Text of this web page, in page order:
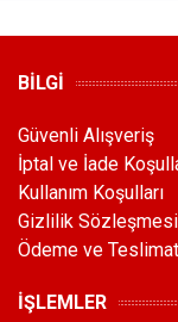
BİLGİ
Güvenli Alışveriş
İptal ve İade
Kullanım Koşulları
Gizlilik Sözleşmesi
Ödeme ve Teslimat
İŞLEMLER